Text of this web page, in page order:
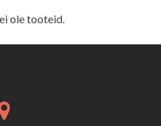
ole tooteid.